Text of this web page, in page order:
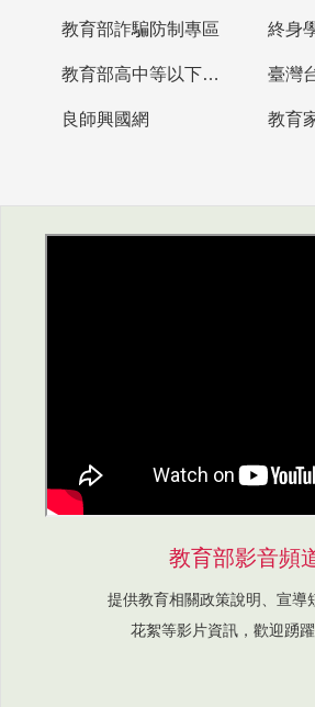
教育部詐騙防制專區 終身
教育部高中等以下學校及幼兒園教師資格檢定考試
良師興國網
教育
教育部影音頻
提供教育相關政策說明、宣導
花絮等影片資訊，歡迎踴躍